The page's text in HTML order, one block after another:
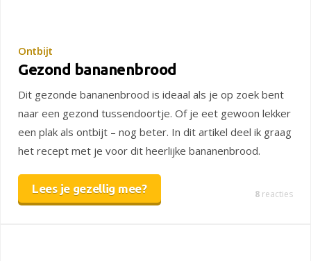
Ontbijt
Gezond bananenbrood
Dit gezonde bananenbrood is ideaal als je op zoek bent
naar een gezond tussendoortje. Of je eet gewoon lekker
een plak als ontbijt – nog beter. In dit artikel deel ik graag
het recept met je voor dit heerlijke bananenbrood.
Lees je gezellig mee? 8 reacties